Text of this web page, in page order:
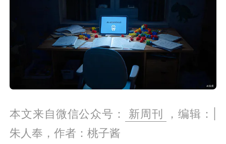
本文来自微信公众号： 新周刊
，编辑：|
朱人奉，作者：桃子酱